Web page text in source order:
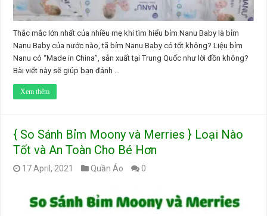
Thắc mắc lớn nhất của nhiều mẹ khi tìm hiểu bỉm Nanu Baby là bỉm
Nanu Baby của nước nào, tã bỉm Nanu Baby có tốt không? Liệu bỉm
Nanu có “Made in China”, sản xuất tại Trung Quốc như lời đồn không?
Bài viết này sẽ giúp bạn đánh …
Xem thêm
{ So Sánh Bỉm Moony và Merries } Loại Nào
Tốt và An Toàn Cho Bé Hơn
17 April, 2021 Quần Áo 0